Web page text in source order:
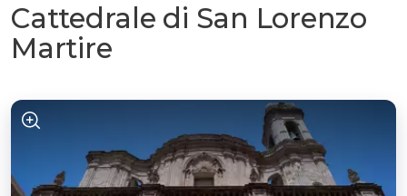
Cattedrale di San Lorenzo
Martire